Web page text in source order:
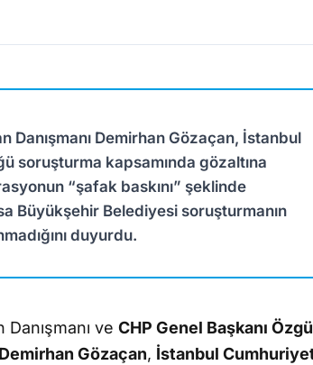
Danışmanı Demirhan Gözaçan, İstanbul
soruşturma kapsamında gözaltına
“şafak baskını” şeklinde
Büyükşehir Belediyesi soruşturmanın
duyurdu.
Danışmanı ve CHP Genel Başkanı
Demirhan Gözaçan, İstanbul